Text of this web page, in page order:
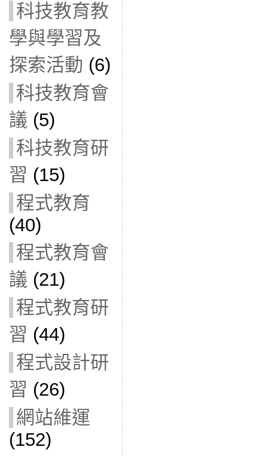
科技教育教
學與學習及
探索活動 (6)
科技教育會
議 (5)
科技教育研
習 (15)
程式教育
(40)
程式教育會
議 (21)
程式教育研
習 (44)
程式設計研
習 (26)
網站維運
(152)